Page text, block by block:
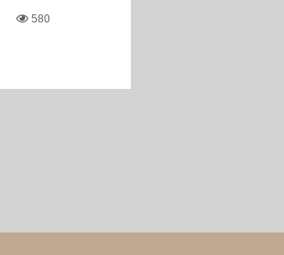
580